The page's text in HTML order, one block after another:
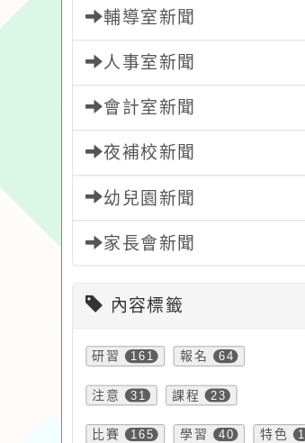
輔導室新聞
人事室新聞
會計室新聞
夜補校新聞
幼兒園新聞
家長會新聞
內容標籤
研習 161 報名 64
注意 31 課程 23
比賽 165 學習 40 特色 1